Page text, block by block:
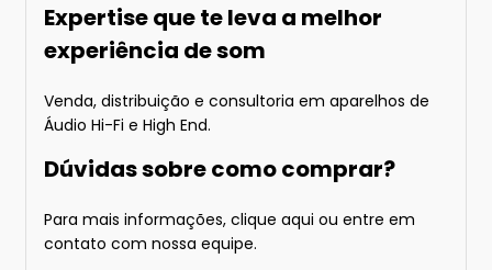
Expertise que te leva a melhor
experiência de som
Venda, distribuição e consultoria em aparelhos de
Áudio Hi-Fi e High End.
Dúvidas sobre como comprar?
Para mais informações, clique aqui ou entre em
contato com nossa equipe.